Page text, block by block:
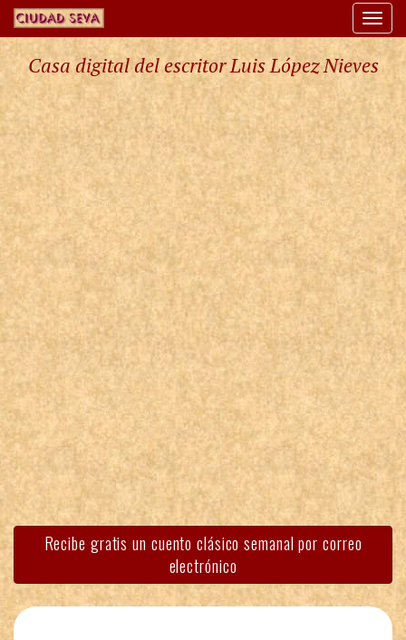
Casa digital del escritor Luis López Nieves
Recibe gratis un cuento clásico semanal por correo
electrónico